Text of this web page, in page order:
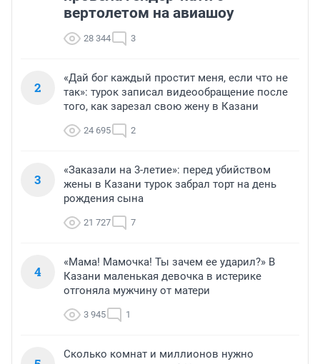
вертолетом на авиашоу
28 344 3
2
«Дай бог каждый простит меня, если что не
так»: турок записал видеообращение после
того, как зарезал свою жену в Казани
24 695 2
3
«Заказали на 3-летие»: перед убийством
жены в Казани турок забрал торт на день
рождения сына
21 727 7
4
«Мама! Мамочка! Ты зачем ее ударил?» В
Казани маленькая девочка в истерике
отгоняла мужчину от матери
3 945 1
Сколько комнат и миллионов нужно